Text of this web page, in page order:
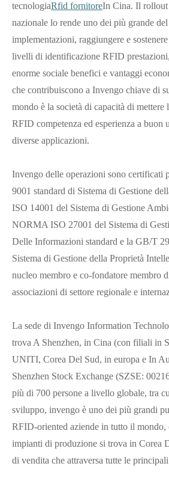
tecnologiaRfid fornitoreIn Cina. Il
nazionale lo rende uno dei più grande
implementazioni, raggiungere e
livelli di identificazione RFID
enorme sociale benefici e vantaggi
che contribuiscono a Invengo chiave di
mondo è la società di capacità di mettere
RFID competenza ed esperienza a buon
diverse applicazioni.
Invengo delle operazioni sono certificati
9001 standard di Sistema di Gestione
ISO 14001 del Sistema di Gestione
NORMA ISO 27001 del Sistema di
Delle Informazioni standard e la GB/T
Sistema di Gestione della Proprietà
nucleo membro e co-fondatore membro
associazioni di settore regionale e
La sede di Invengo Information
trova A Shenzhen, in Cina (con filiali in
UNITI, Corea Del Sud, in europa e In
Shenzhen Stock Exchange (SZSE:
più di 700 persone a livello globale, tra
sviluppo, invengo è uno dei più grandi
RFID-oriented aziende in tutto il mondo,
impianti di produzione si trova in Corea
di vendita che attraversa tutte le